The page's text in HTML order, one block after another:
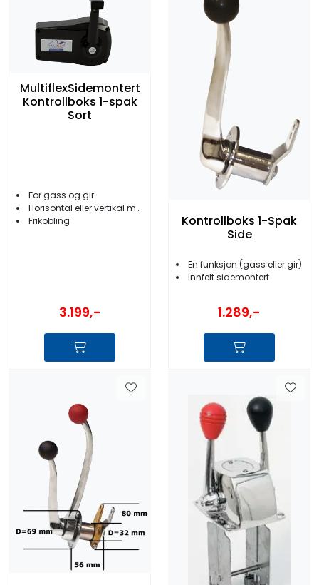
MultiflexSidemontert
Kontrollboks 1-spak
Sort
For gass og gir
Horisontal eller vertikal montering
Frikobling
3.199,-
Kontrollboks 1-Spak
Side
En funksjon (gass eller gir)
Innfelt sidemontert
1.289,-